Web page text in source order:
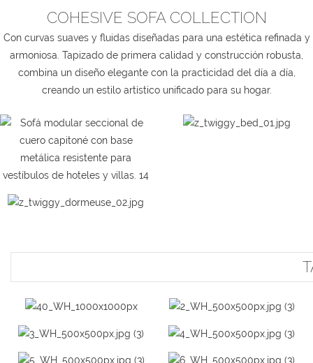
COHESIVE SOFA COLLECTION
Con curvas suaves y fluidas diseñadas para una estética refinada y
armoniosa. Tapizado de primera calidad y construcción robusta,
combina un diseño elegante con la practicidad del día a día,
creando un estilo artístico unificado para su hogar.